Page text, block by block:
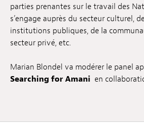
parties prenantes sur le travail des
s’engage auprès du secteur culturel,
institutions publiques, de la
secteur privé, etc.
Marian Blondel va modérer le panel
Searching for Amani en